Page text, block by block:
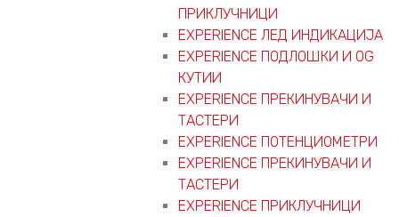
ПРИКЛУЧНИЦИ
EXPERIENCE ЛЕД ИНДИКАЦИЈА
EXPERIENCE ПОДЛОШКИ И OG
КУТИИ
EXPERIENCE ПРЕКИНУВАЧИ И
ТАСТЕРИ
EXPERIENCE ПОТЕНЦИОМЕТРИ
EXPERIENCE ПРЕКИНУВАЧИ И
ТАСТЕРИ
EXPERIENCE ПРИКЛУЧНИЦИ